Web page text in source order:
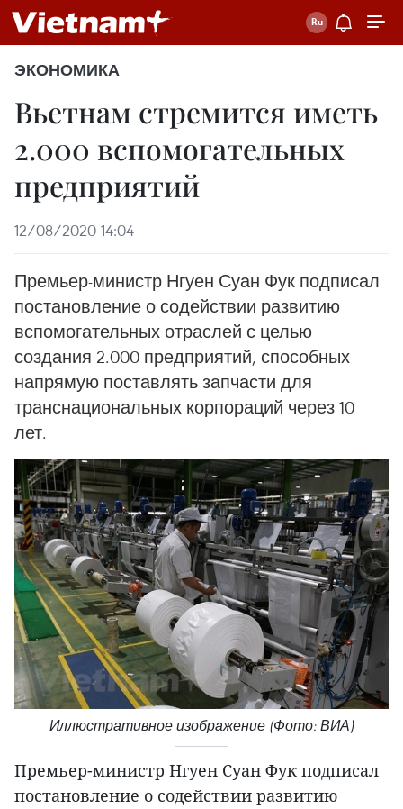
ЭКОНОМИКА
Вьетнам стремится иметь
2.000 вспомогательных
предприятий
12/08/2020 14:04
Премьер-министр Нгуен Суан Фук подписал
постановление о содействии развитию
вспомогательных отраслей с целью
создания 2.000 предприятий, способных
напрямую поставлять запчасти для
транснациональных корпораций через 10
лет.
Иллюстративное изображение (Фото: ВИА)
Премьер-министр Нгуен Суан Фук подписал
постановление о содействии развитию